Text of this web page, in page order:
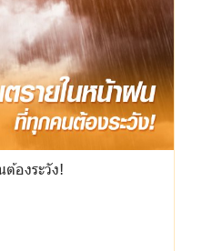
องระวัง!